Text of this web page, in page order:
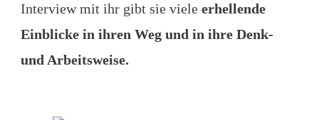
Interview mit ihr gibt sie viele erhellende
Einblicke in ihren Weg und in ihre Denk-
und Arbeitsweise.